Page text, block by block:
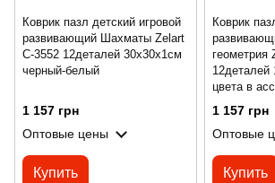
Коврик пазл детский игровой
развивающий Шахматы Zelart
C-3552 12деталей 30х30х1см
черный-белый
1 157 грн
Оптовые цены
Купить
Коврик
геометрия
12деталей
цвета в
1 157 грн
Оптовые
Купить